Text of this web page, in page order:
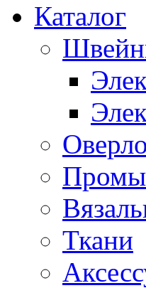
Каталог
Ткани